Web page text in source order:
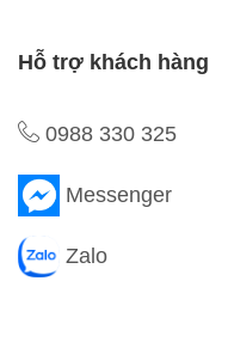
Hỗ trợ khách hàng
0988 330 325
Messenger
Zalo